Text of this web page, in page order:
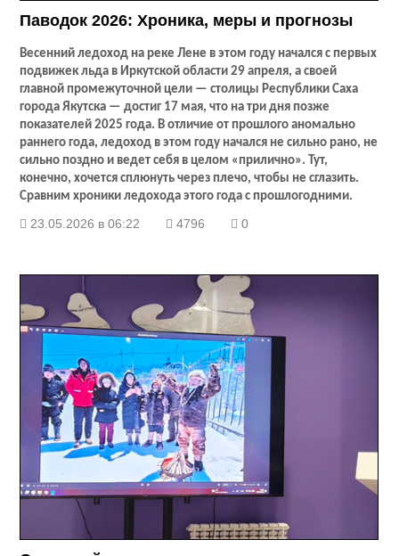
Паводок 2026: Хроника, меры и прогнозы
Весенний ледоход на реке Лене в этом году начался с первых
подвижек льда в Иркутской области 29 апреля, а своей
главной промежуточной цели — столицы Республики Саха
города Якутска — достиг 17 мая, что на три дня позже
показателей 2025 года. В отличие от прошлого аномально
раннего года, ледоход в этом году начался не сильно рано, не
сильно поздно и ведет себя в целом «прилично». Тут,
конечно, хочется сплюнуть через плечо, чтобы не сглазить.
Сравним хроники ледохода этого года с прошлогодними.
23.05.2026 в 06:22 4796 0